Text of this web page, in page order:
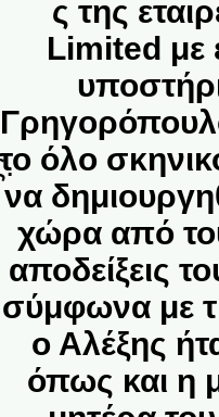
ς της
Limited με
όλο
να
χώρα από
αποδείξεις
σύμφωνα με
ο Αλέξης
όπως και η